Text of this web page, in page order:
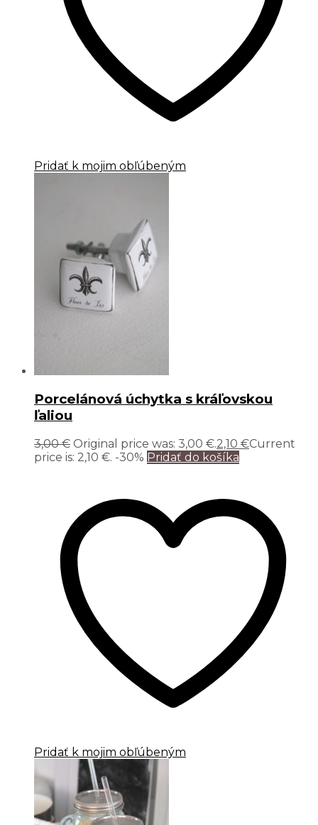
Pridať k mojim obľúbeným
Porcelánová úchytka s kráľovskou
ľaliou
3,00€ Original price was: 3,00 €.2,10 €Current
price is: 2,10 €. -30% Pridať do košíka
Pridať k mojim obľúbeným